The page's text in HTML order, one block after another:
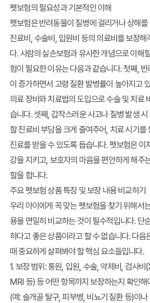
펫보험의 필요성과 기본적인 이해
펫보험은 반려동물이 질병에 걸리거나 상해
진료비, 수술비, 입원비 등의 의료비를 보장해
다. 사람의 실손보험과 유사한 개념으로 이해
험이 필요한 이유는 다음과 같습니다. 첫째,
이 증가하면서 고령 질환 발병률이 높아지고
의료 장비와 치료법의 도입으로 수술 및 치료
습니다. 셋째, 갑작스러운 사고나 질병 발생
할 진료비 부담을 크게 줄여주어, 치료 시기를
진료를 받을 수 있도록 돕습니다.펫보험은 이
강을 지키고, 보호자의 마음을 편안하게 해주
할을 합니다.
주요 펫보험 상품 특징 및 보장 내용 비교하기
우리 아이에게 꼭 맞는 펫보험을 찾기 위해서
용을 면밀히 비교하는 것이 필수적입니다. 단
하다고 좋은 상품이라고 할 수 없습니다. 다음
때 중요하게 살펴봐야 할 핵심 요소들입니다.
1. 보장 범위:통원, 입원, 수술, 약제비, 검사비
MRI 등) 등 어떤 항목까지 보장하는지 확인해
(예: 슬개골 탈구, 피부병, 비뇨기 질환 등)이